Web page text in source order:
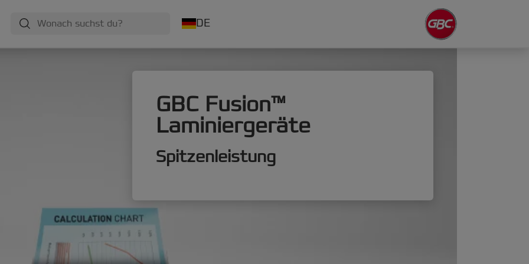
DE
GBC Fusion™
Laminiergeräte
Spitzenleistung